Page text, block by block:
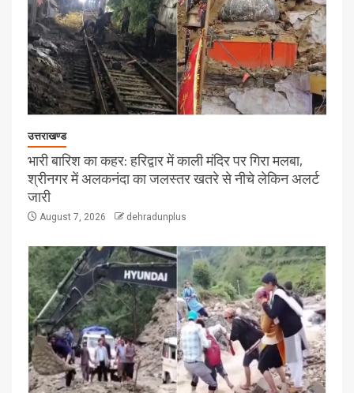
उत्तराखण्ड
भारी बारिश का कहर: हरिद्वार में काली मंदिर पर गिरा मलबा,
श्रीनगर में अलकनंदा का जलस्तर खतरे से नीचे लेकिन अलर्ट
जारी
August 7, 2026 dehradunplus